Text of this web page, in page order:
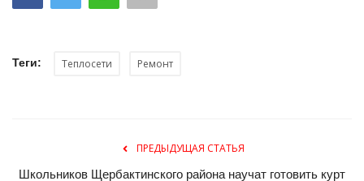
Теги: Теплосети Ремонт
ПРЕДЫДУЩАЯ СТАТЬЯ
Школьников Щербактинского района научат готовить курт